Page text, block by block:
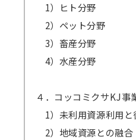
1）ヒト分野
2）ペット分野
3）畜産分野
4）水産分野
４．コッコミクサKJ事
1）未利用資源利用と
2）地域資源との融合